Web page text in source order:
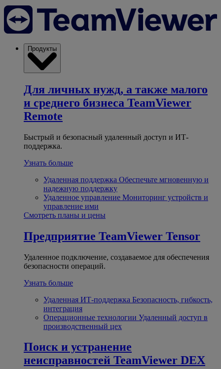
Продукты
Для личных нужд, а также малого
и среднего бизнеса TeamViewer
Remote
Быстрый и безопасный удаленный доступ и ИТ-
поддержка.
Узнать больше
Удаленная поддержка Обеспечьте мгновенную и
надежную поддержку
Удаленное управление Мониторинг устройств и
управление ими
Смотреть планы и цены
Предприятие TeamViewer Tensor
Удаленное подключение, создаваемое для обеспечения
безопасности операций.
Узнать больше
Удаленная ИТ-поддержка Безопасность, гибкость,
интеграция
Операционные технологии Удаленный доступ в
производственный цех
Поиск и устранение
неисправностей TeamViewer DEX